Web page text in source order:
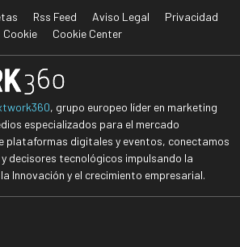
Rss Feed Aviso Legal
Privacidad
Cookie
Cookie Center
, grupo europeo líder en marketing
especializados para el mercado
plataformas digitales y eventos, conectamos
decisores tecnológicos impulsando la
Innovación y el crecimiento empresarial.